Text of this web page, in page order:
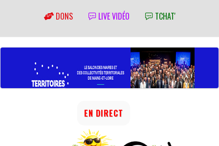
DONS LIVE VIDÉO TCHAT'
EN DIRECT